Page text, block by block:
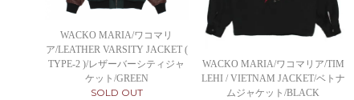
WACKO MARIA/ワコマリ
ア/LEATHER VARSITY JACKET (
TYPE-2 )/レザーバーシティジャ
ケット/GREEN
SOLD OUT
WACKO MARIA/ワコマリア/TIM
LEHI / VIETNAM JACKET/ベトナ
ムジャケット/BLACK